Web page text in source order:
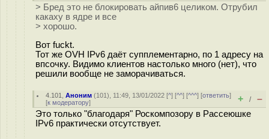
> Бред это не блокировать айпив6 целиком. Отрубил
какаху в ядре и все
> хорошо.
Вот fuckt.
Тот же OVH IPv6 даёт супплементарно, по 1 адресу на
впсочку. Видимо клиентов настолько много (нет), что
решили вообще не заморачиваться.
4.101 ,Аноним (101), 11:49, 13/01/2022 [^] [^^] [^^^] [ответить]
[к модератору] + / –
Это только "благодаря" Роскомпозору в Рассеюшке
IPv6 практически отсутствует.